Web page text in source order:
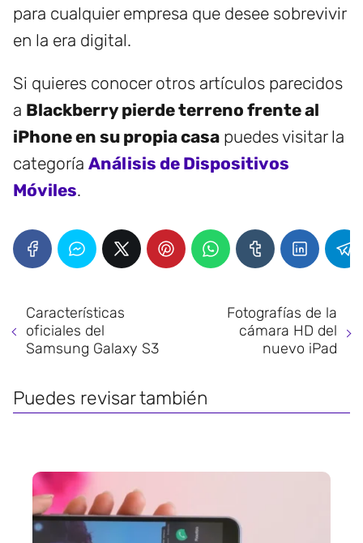
para cualquier empresa que desee sobrevivir
en la era digital.
Si quieres conocer otros artículos parecidos
a Blackberry pierde terreno frente al
iPhone en su propia casa puedes visitar la
categoría Análisis de Dispositivos
Móviles.
Características
oficiales del
Samsung Galaxy S3
Fotografías de la
cámara HD del
nuevo iPad
Puedes revisar también